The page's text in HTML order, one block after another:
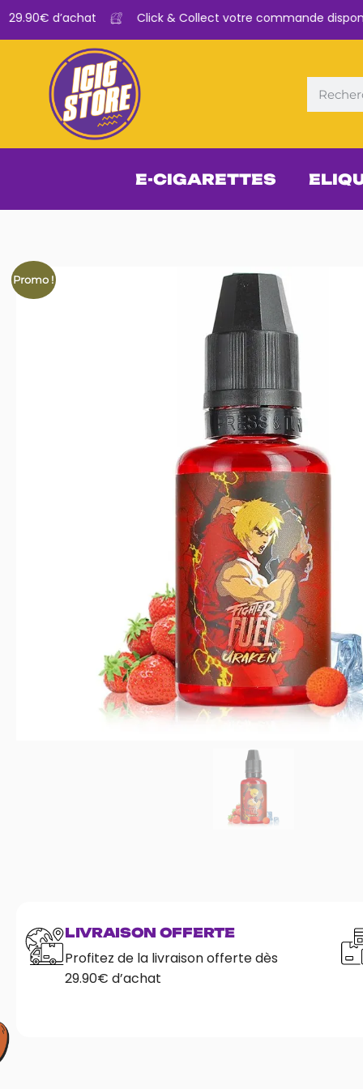
d’achat Click & Collect votre commande
E-CIGARETTES
Promo !
LIVRAISON OFFERTE
Profitez de la livraison offerte dès
29.90€ d’achat